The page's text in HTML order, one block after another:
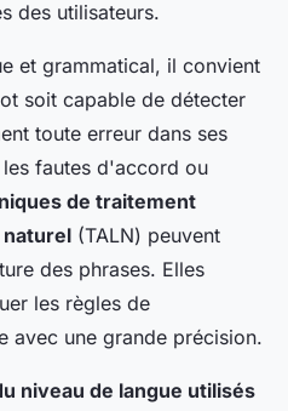
des utilisateurs.
et grammatical, il convient
soit capable de détecter
toute erreur dans ses
fautes d'accord ou
de traitement
naturel (TALN) peuvent
des phrases. Elles
les règles de
avec une grande précision.
niveau de langue utilisés